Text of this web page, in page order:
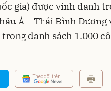
gia) được vinh danh
Á – Thái Bình Dương
danh sách 1.000
Theo dõi trên